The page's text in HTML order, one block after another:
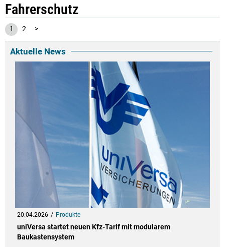
Fahrerschutz
1 2 >
Aktuelle News
20.04.2026 Produkte
uniVersa startet neuen Kfz-Tarif mit modularem
Baukastensystem